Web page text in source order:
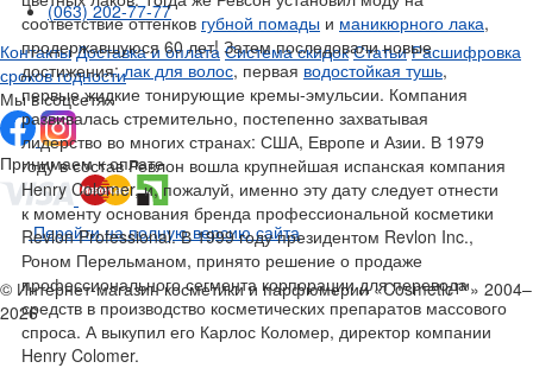
соответствие оттенков губной помады и маникюрного лака,
продержавшуюся 60 лет! Затем последовали новые
достижения:лак для волос, первая водостойкая тушь,
первые жидкие тонирующие кремы-эмульсии. Компания
развивалась стремительно, постепенно захватывая
лидерство во многих странах: США, Европе и Азии. В 1979
году в состав Ревлон вошла крупнейшая испанская компания
Henry Colomer, и, пожалуй, именно эту дату следует отнести
к моменту основания бренда профессиональной косметики
Revlon Professional. В 1999 году президентом Revlon Inc.,
Роном Перельманом, принято решение о продаже
профессионального сегмента корпорации для перевода
средств в производство косметических препаратов массового
спроса. А выкупил его Карлос Коломер, директор компании
Henry Colomer.
(063) 202-77-77
Контакты Доставка и оплата Система скидок Статьи Расшифровка
сроков годности
Мы в соцсетях
Принимаем к оплате
Перейти на полную версию сайта
© Интернет-магазин косметики и парфюмерии «Cosmetic™» 2004–
2026